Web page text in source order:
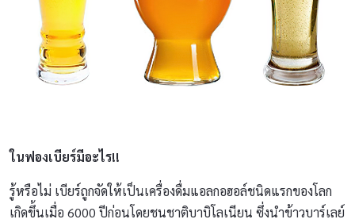
ในฟองเบียร์มีอะไร!!
รู้หรือไม่ เบียร์ถูกจัดให้เป็นเครื่องดื่มแอลกอฮอล์ชนิดแรกของโลก
เกิดขึ้นเมื่อ 6000 ปีก่อนโดยชนชาติบาบิโลเนียน ซึ่งนำข้าวบาร์เลย์